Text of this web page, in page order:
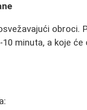
obroci.
minuta, a koje